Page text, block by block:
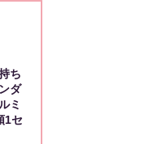
ち
ダ
ミ
1セ